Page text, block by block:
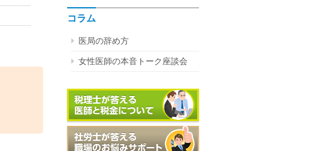
コラム
医局の辞め方
女性医師の本音トーク座談会